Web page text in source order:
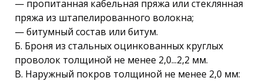
— пропитанная кабельная пряжа или стеклянная
пряжа из штапелированного волокна;
— битумный состав или битум.
Б. Броня из стальных оцинкованных круглых
проволок толщиной не менее 2,0...2,2 мм.
В. Наружный покров толщиной не менее 2,0 мм: